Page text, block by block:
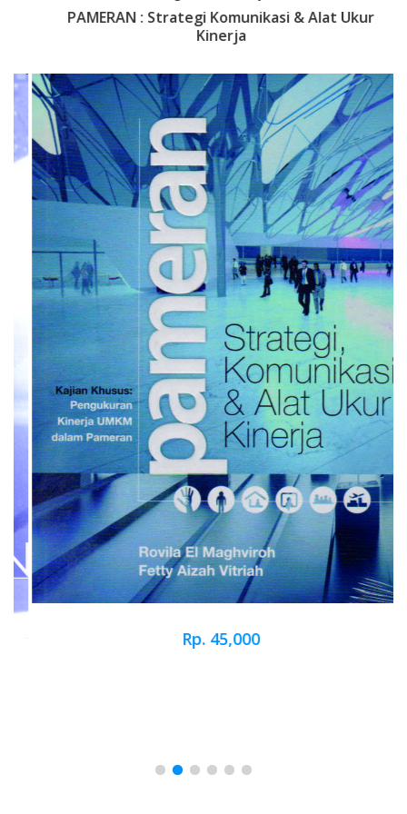
PAMERAN : Strategi Komunikasi & Alat Ukur
Kinerja
Rp. 45,000